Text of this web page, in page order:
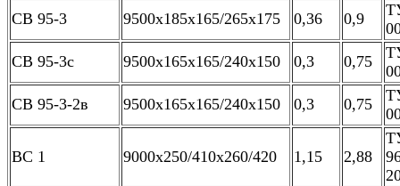
СВ 95-3
9500х185х165/265х175 0,36 0,9
СВ 95-3с
9500х165х165/240х150 0,3 0,75
СВ 95-3-2в
9500х165х165/240х150 0,3 0,75
ВС 1 9000х250/410х260/420 1,15 2,88